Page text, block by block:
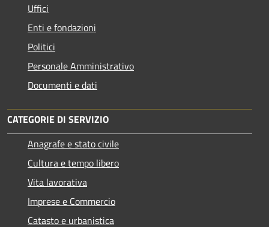
Uffici
Enti e fondazioni
Politici
Personale Amministrativo
Documenti e dati
CATEGORIE DI SERVIZIO
Anagrafe e stato civile
Cultura e tempo libero
Vita lavorativa
Imprese e Commercio
Catasto e urbanistica